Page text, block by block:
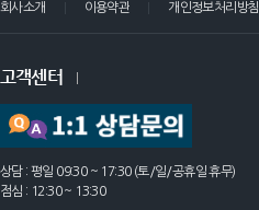
회사소개 이용약관 개인정보처리방침
고객센터
상담 : 평일 09:30 ~ 17:30 (토/일/공휴일 휴무)
점심 : 12:30 ~ 13:30